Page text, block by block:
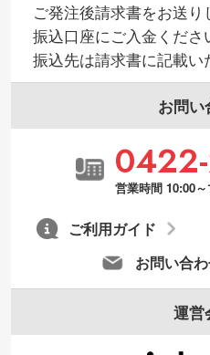
ご発注後請求書をお送
振込口座にご入金くださ
振込先は請求書に記載い
お問い
営業時間 10:00
お問い合
ご利用ガイド
運営